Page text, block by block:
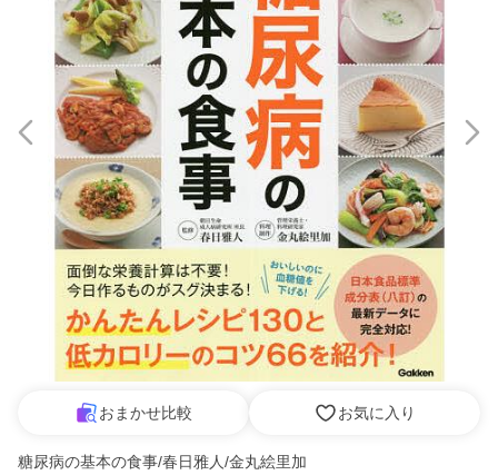
おまかせ比較 お気に入り
糖尿病の基本の食事/春日雅人/金丸絵里加